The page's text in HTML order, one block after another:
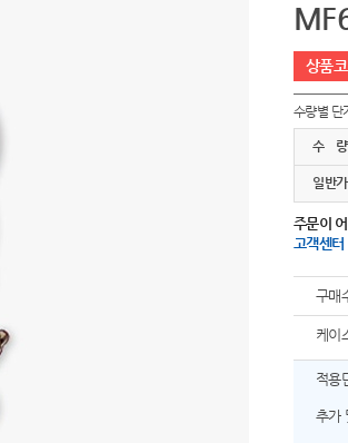
수량별 단
수 량
일반가
주문이
고객센
구매
케이
적용
추가